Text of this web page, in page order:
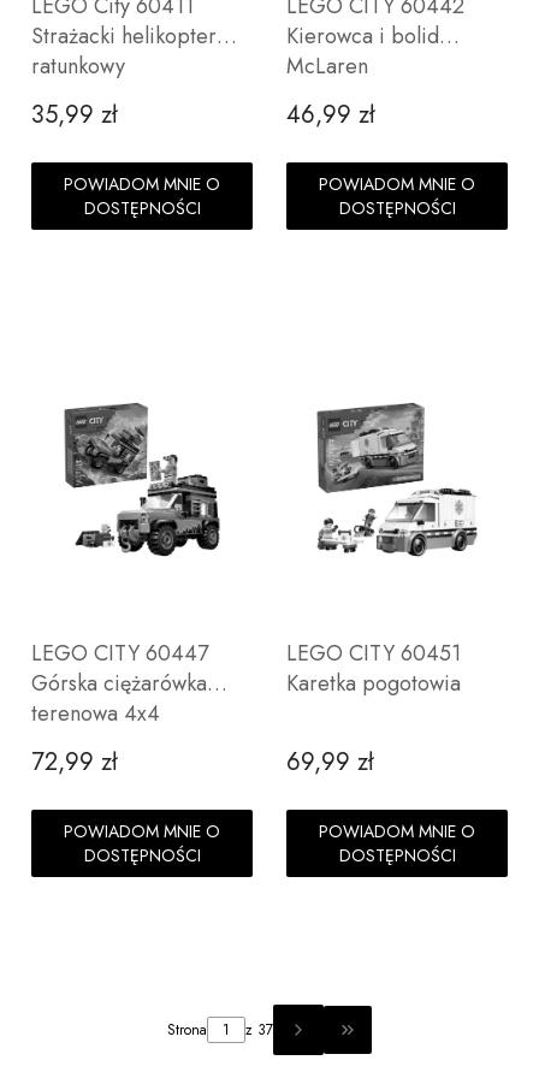
Strażacki helikopter
ratunkowy
Cena
35,99 zł
POWIADOM MNIE O
DOSTĘPNOŚCI
Kierowca i bolid
McLaren
Cena
46,99 zł
POWIADOM MNIE O
DOSTĘPNOŚCI
LEGO CITY 60447
Górska ciężarówka
terenowa 4x4
Cena
72,99 zł
POWIADOM MNIE O
DOSTĘPNOŚCI
LEGO CITY 60451
Karetka pogotowia
Cena
69,99 zł
POWIADOM MNIE O
DOSTĘPNOŚCI
Strona z 37 PRZEJDŹ DO OSTATNIEJ